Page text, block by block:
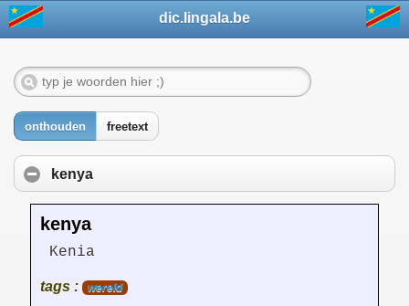
dic.lingala.be
onthouden freetext
kenya
kenya
Kenia
tags : wereld